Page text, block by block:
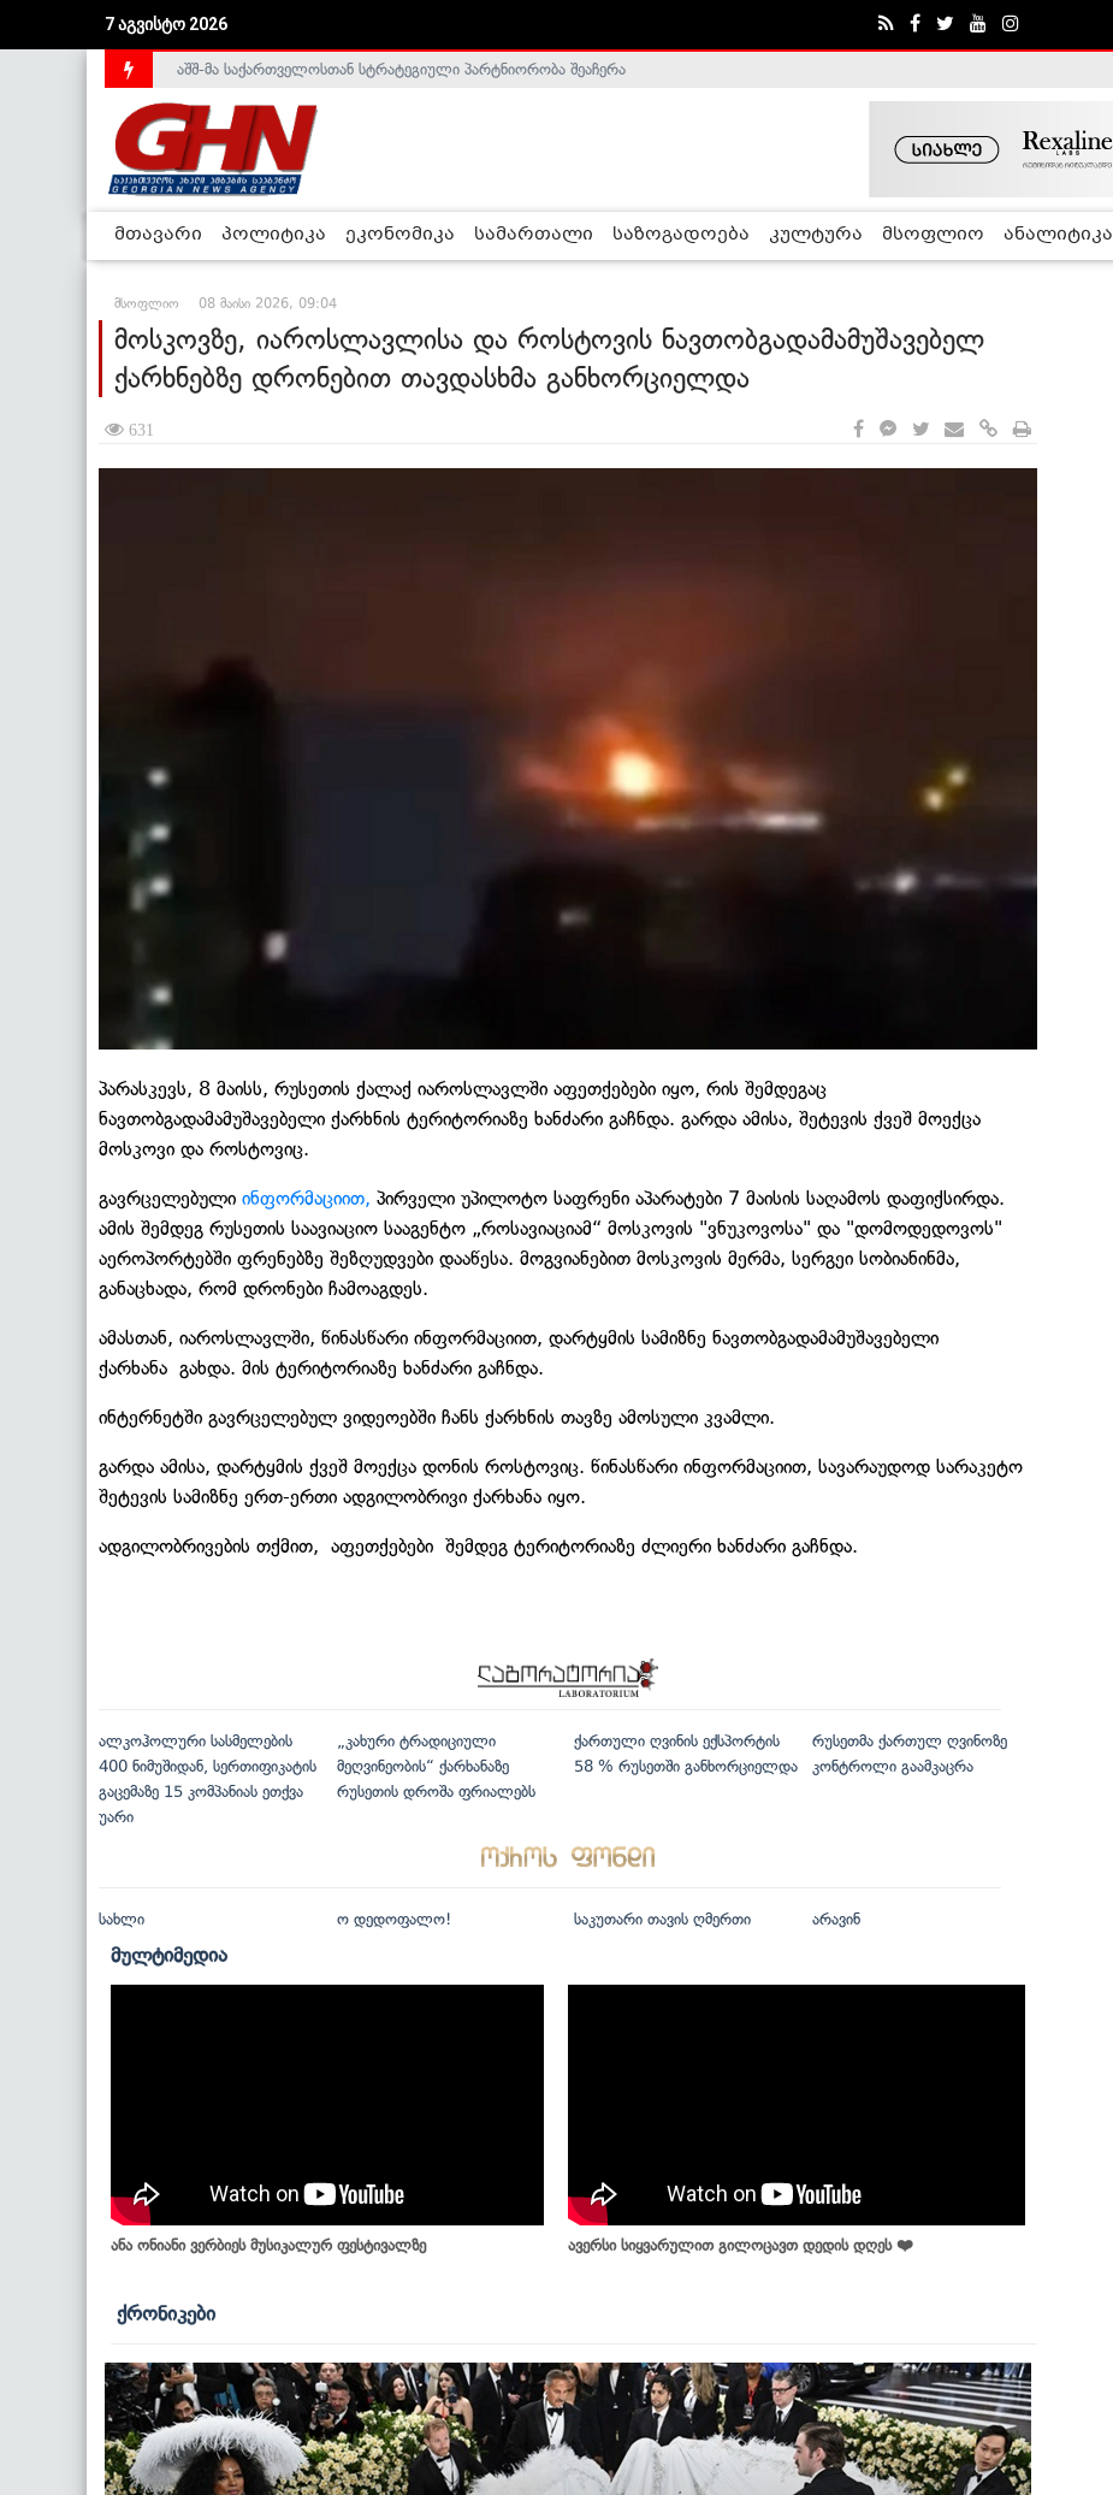
7 აგვისტო 2026
საქართველოს დე-ფაქტო მთავრობა არალეგიტიმურია - ჰელსინკის კომისია
აშშ-მა საქართველოსთან სტრატეგიული პარტნიორობა შეაჩერა
მთავარი პოლიტიკა ეკონომიკა სამართალი საზოგადოება კულტურა მსოფლიო ანალიტიკა
მსოფლიო 08 მაისი 2026, 09:04
მოსკოვზე, იაროსლავლისა და როსტოვის ნავთობგადამამუშავებელ
ქარხნებზე დრონებით თავდასხმა განხორციელდა
631
პარასკევს, 8 მაისს, რუსეთის ქალაქ იაროსლავლში აფეთქებები იყო, რის შემდეგაც
ნავთობგადამამუშავებელი ქარხნის ტერიტორიაზე ხანძარი გაჩნდა. გარდა ამისა, შეტევის ქვეშ მოექცა
მოსკოვი და როსტოვიც.
გავრცელებული ინფორმაციით, პირველი უპილოტო საფრენი აპარატები 7 მაისის საღამოს დაფიქსირდა.
ამის შემდეგ რუსეთის საავიაციო სააგენტო „როსავიაციამ“ მოსკოვის "ვნუკოვოსა" და "დომოდედოვოს"
აეროპორტებში ფრენებზე შეზღუდვები დააწესა. მოგვიანებით მოსკოვის მერმა, სერგეი სობიანინმა,
განაცხადა, რომ დრონები ჩამოაგდეს.
ამასთან, იაროსლავლში, წინასწარი ინფორმაციით, დარტყმის სამიზნე ნავთობგადამამუშავებელი
ქარხანა გახდა. მის ტერიტორიაზე ხანძარი გაჩნდა.
ინტერნეტში გავრცელებულ ვიდეოებში ჩანს ქარხნის თავზე ამოსული კვამლი.
გარდა ამისა, დარტყმის ქვეშ მოექცა დონის როსტოვიც. წინასწარი ინფორმაციით, სავარაუდოდ სარაკეტო
შეტევის სამიზნე ერთ-ერთი ადგილობრივი ქარხანა იყო.
ადგილობრივების თქმით, აფეთქებები შემდეგ ტერიტორიაზე ძლიერი ხანძარი გაჩნდა.
ალკოჰოლური სასმელების
400 ნიმუშიდან, სერთიფიკატის
გაცემაზე 15 კომპანიას ეთქვა
უარი
„კახური ტრადიციული
მეღვინეობის“ ქარხანაზე
რუსეთის დროშა ფრიალებს
ქართული ღვინის ექსპორტის
58 % რუსეთში განხორციელდა
რუსეთმა ქართულ ღვინოზე
კონტროლი გაამკაცრა
სახლი ო დედოფალო! საკუთარი თავის ღმერთი არავინ
მულტიმედია
ანა ონიანი ვერბიეს მუსიკალურ ფესტივალზე ავერსი სიყვარულით გილოცავთ დედის დღეს ❤️
ქრონიკები